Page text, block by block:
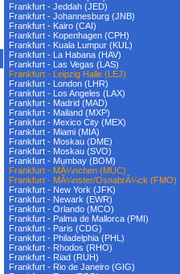
Frankfurt - Jeddah (JED)
Frankfurt - Johannesburg (JNB)
Frankfurt - Kairo (CAI)
Frankfurt - Kopenhagen (CPH)
Frankfurt - Kuala Lumpur (KUL)
Frankfurt - La Habana (HAV)
Frankfurt - Las Vegas (LAS)
Frankfurt - Leipzig Halle (LEJ)
Frankfurt - London (LHR)
Frankfurt - Los Angeles (LAX)
Frankfurt - Madrid (MAD)
Frankfurt - Mailand (MXP)
Frankfurt - Mexico City (MEX)
Frankfurt - Miami (MIA)
Frankfurt - Moskau (DME)
Frankfurt - Moskau (SVO)
Frankfurt - Mumbay (BOM)
Frankfurt - MÃ¼nchen (MUC)
Frankfurt - MÃ¼nster/OsnabrÃ¼ck (FMO)
Frankfurt - New York (JFK)
Frankfurt - Newark (EWR)
Frankfurt - Orlando (MCO)
Frankfurt - Palma de Mallorca (PMI)
Frankfurt - Paris (CDG)
Frankfurt - Philadelphia (PHL)
Frankfurt - Rhodos (RHO)
Frankfurt - Riad (RUH)
Frankfurt - Rio de Janeiro (GIG)